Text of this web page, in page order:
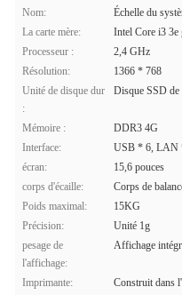
Nom:
Échelle du
La carte mère:
Intel Core i3 3e
Processeur :
2,4 GHz
Résolution:
1366 * 768
Unité de disque dur
:
Disque SSD
Mémoire :
DDR3 4G
Interface:
USB * 6, LAN
écran:
15,6 pouces
corps d'écaille:
Corps de
Poids maximal:
15KG
Précision:
Unité 1g
pesage de
l'affichage:
Affichage
Imprimante:
Construit dans